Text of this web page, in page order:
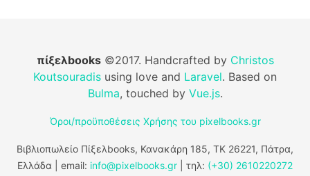
πίξελbooks©2017. Handcrafted by Christos
Koutsouradis using love and Laravel. Based on
Bulma, touched by Vue.js.
Όροι/προϋποθέσεις Χρήσης του pixelbooks.gr
Βιβλιοπωλείο Πίξελbooks, Κανακάρη 185, ΤΚ 26221, Πάτρα,
Ελλάδα | email: info@pixelbooks.gr | τηλ: (+30) 2610220272